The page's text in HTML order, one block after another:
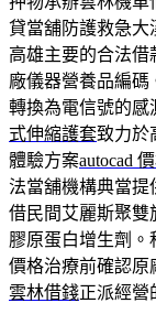
貸當舖防護救急大
高雄主要的合法
廠儀器營養品編
轉換為電信號的感
式伸縮護套致力於
體驗方案autocad
法當舖機構典當提
借民間艾麗斯聚雙
膠原蛋白增生劑。
價格治療前確認原
雲林借錢正派經營